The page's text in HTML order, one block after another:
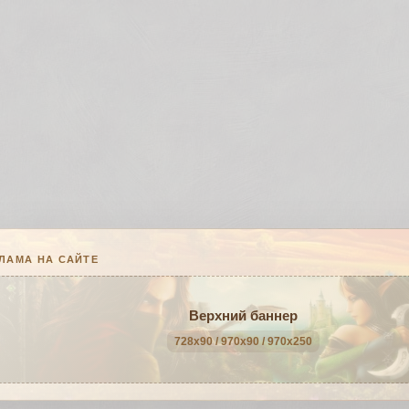
НА САЙТЕ
Верхний баннер
728x90 / 970x90 / 970x250